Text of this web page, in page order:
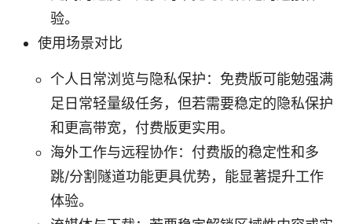
验。
使用场景对比
个人日常浏览与隐私保护：免费版可能勉强满
足日常轻量级任务，但若需要稳定的隐私保护
和更高带宽，付费版更实用。
海外工作与远程协作：付费版的稳定性和多
跳/分割隧道功能更具优势，能显著提升工作
体验。